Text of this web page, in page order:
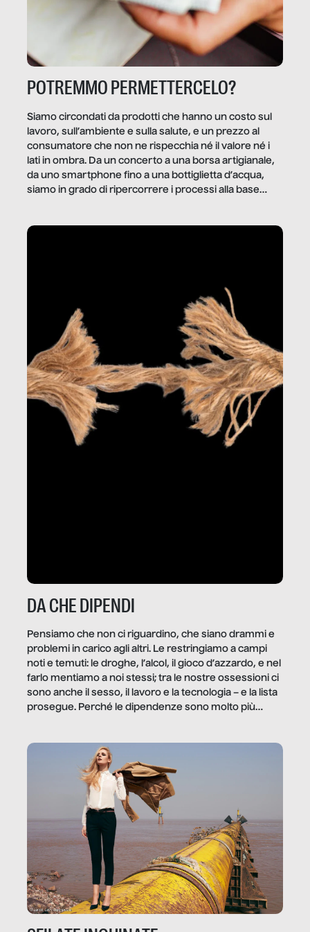
POTREMMO PERMETTERCELO?
Siamo circondati da prodotti che hanno un costo sul
lavoro, sull’ambiente e sulla salute, e un prezzo al
consumatore che non ne rispecchia né il valore né i
lati in ombra. Da un concerto a una borsa artigianale,
da uno smartphone fino a una bottiglietta d’acqua,
siamo in grado di ripercorrere i processi alla base
dietro gli oggetti e i servizi che fanno la nostra vita
DA CHE DIPENDI
Pensiamo che non ci riguardino, che siano drammi e
problemi in carico agli altri. Le restringiamo a campi
noti e temuti: le droghe, l’alcol, il gioco d’azzardo, e nel
farlo mentiamo a noi stessi; tra le nostre ossessioni ci
sono anche il sesso, il lavoro e la tecnologia – e la lista
prosegue. Perché le dipendenze sono molto più
trae un guadagno. In questo reportage vediamo
quale e come.